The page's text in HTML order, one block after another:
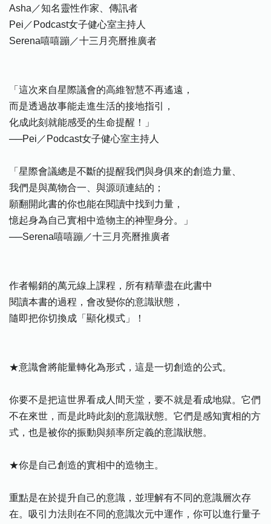
Asha／知名靈性作家、傳訊者
Pei／Podcast女子健心室主持人
Serena嘻嘻蹦／十三月亮曆推廣者
「這次來自星際議會的高維智慧不再遙遠，
而是透過故事能走進生活的接地指引，
化成此刻就能感受的生命提醒！」
──Pei／Podcast女子健心室主持人
「星際會議總是不斷的提醒我們與身俱來的創造力量、
我們是與萬物合一、與源頭連結的；
願翻開此書的你也能在閱讀中找到力量，
憶起身為自己實相中造物主的神聖身分。」
──Serena嘻嘻蹦／十三月亮曆推廣者
作者暢銷的萬元線上課程，所有精華盡在此書中
閱讀本書的過程，會改變你的意識狀態，
隨即把你切換成「顯化模式」！
★意識會將能量轉化為形式，這是一切創造的公式。
你要不是把這世界看成人間天堂，要不就是看成地獄。它們
不在來世，而是此時此刻的意識狀態。它們是感知實相的方
式，也是被你的振動與頻率所定義的意識狀態。
★你是自己創造的實相中的造物主。
重點是在於提升自己的意識，並理解有不同的意識層次存
在。吸引力法則在不同的意識次元中運作，你可以進行量子